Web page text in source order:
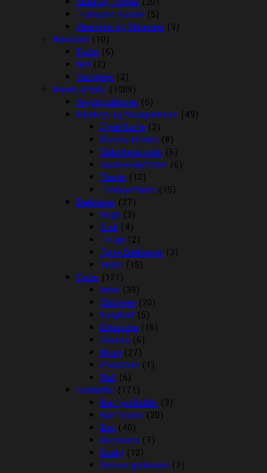
Transport Kasser (5)
Vitaminer og Mineraler (9)
Havedam (10)
Foder (6)
Net (2)
Vandpleje (2)
Hunde artikler (1089)
Angstproblemer (6)
Biludstyr og transportbure (49)
Cykel Kurve (2)
Diverse til bilen (8)
Sikkerheds seler (6)
Sædebeskyttelse (6)
Tasker (12)
Transportbure (15)
Dækkener (27)
Regn (3)
Strik (4)
Terapi (2)
Tørre Dækkener (3)
Vinter (15)
Foder (121)
Arion (39)
Chicopee (20)
Easybarf (5)
Eukanuba (16)
Genesis (6)
Mush (27)
Pronature (1)
Rafi (6)
Godbidder (171)
Barf godbidder (3)
Barf Snack (20)
Ben (40)
Benebone (7)
Boxby (12)
Diverse godbidder (7)